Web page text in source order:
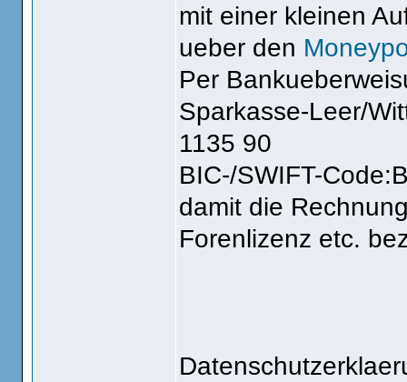
mit einer kleinen
ueber den
Per
Sparkasse-Leer/
1135 90
BIC-/SWIFT-
damit die
Forenlizenz etc.